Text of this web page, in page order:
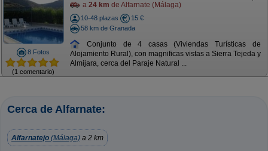
8 Fotos
(1 comentario)
a 24 km de Alfarnate (Málaga)
10-48 plazas
15 €
58 km de Granada
Conjunto de 4 casas (Viviendas Turísticas de
Alojamiento Rural), con magnificas vistas a Sierra Tejeda y
Almijara, cerca del Paraje Natural ...
Cerca de Alfarnate:
Alfarnatejo (Málaga) a 2 km